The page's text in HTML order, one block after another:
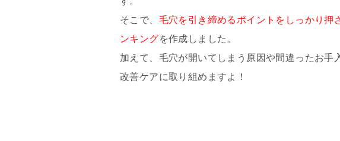
そこで、 毛穴を引き締めるポイントをしっかり押
ンキングを作成しました。
加えて、毛穴が開いてしまう原因や間違ったお
改善ケアに取り組めますよ！